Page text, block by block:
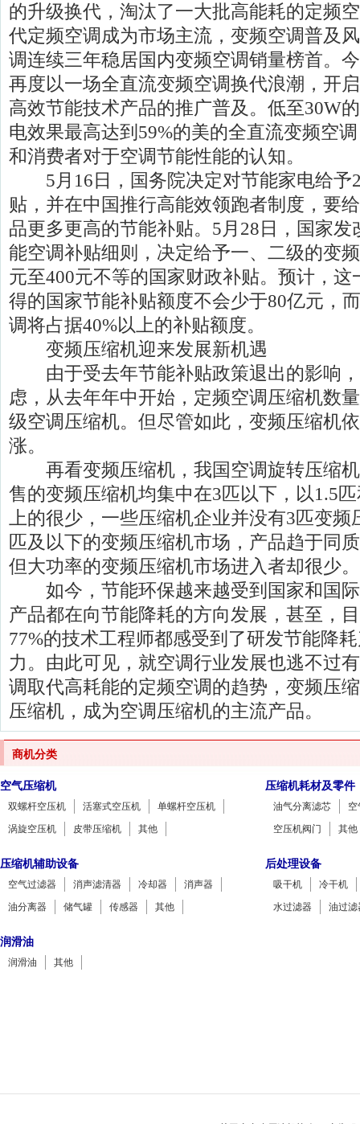
的升级换代，淘汰了一大批高能耗的定频
代定频空调成为市场主流，变频空调普及
调连续三年稳居国内变频空调销量榜首。
再度以一场全直流变频空调换代浪潮，开
高效节能技术产品的推广普及。低至30W
电效果最高达到59%的美的全直流变频空
和消费者对于空调节能性能的认知。
5月16日，国务院决定对节能家电给予
贴，并在中国推行高能效领跑者制度，要
品更多更高的节能补贴。5月28日，国家
能空调补贴细则，决定给予一、二级的变
元至400元不等的国家财政补贴。预计，
得的国家节能补贴额度不会少于80亿元，
调将占据40%以上的补贴额度。
变频压缩机迎来发展新机遇
由于受去年节能补贴政策退出的影响，
虑，从去年年中开始，定频空调压缩机数
级空调压缩机。但尽管如此，变频压缩机
涨。
再看变频压缩机，我国空调旋转压缩机
售的变频压缩机均集中在3匹以下，以1.5
上的很少，一些压缩机企业并没有3匹变
匹及以下的变频压缩机市场，产品趋于同
但大功率的变频压缩机市场进入者却很少。
如今，节能环保越来越受到国家和国际
产品都在向节能降耗的方向发展，甚至，
77%的技术工程师都感受到了研发节能降
力。由此可见，就空调行业发展也逃不过
调取代高耗能的定频空调的趋势，变频压
压缩机，成为空调压缩机的主流产品。
商机分类
空气压缩机
双螺杆空压机 活塞式空压机
单螺杆空压机
涡旋空压机
皮带压缩机 其他
压缩机耗材及零件
油气分离滤芯
空
空压机阀门
其他
压缩机辅助设备
空气过滤器 消声滤清器 冷却器
消声器
油分离器
储气罐 传感器 其他
后处理设备
吸干机
冷干机
水过滤器
油过滤
润滑油
润滑油 其他